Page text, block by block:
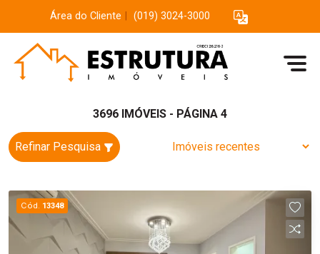
Área do Cliente (019) 3024-3000
3696 IMÓVEIS - PÁGINA 4
Refinar Pesquisa
Cód. 13348